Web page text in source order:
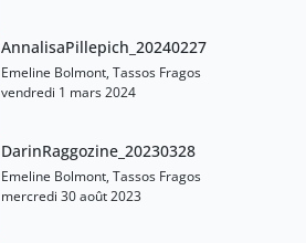
AnnalisaPillepich_20240227
Emeline Bolmont, Tassos Fragos
vendredi 1 mars 2024
DarinRaggozine_20230328
Emeline Bolmont, Tassos Fragos
mercredi 30 août 2023